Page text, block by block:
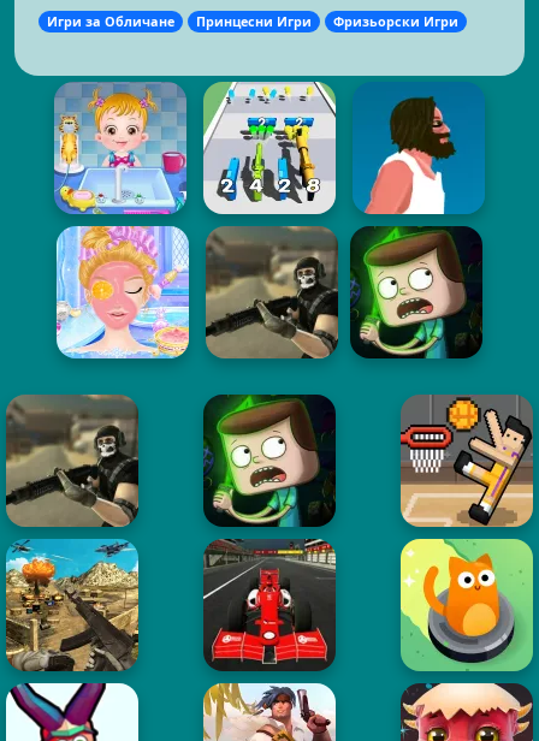
Игри за Обличане Принцесни Игри Фризьорски Игри